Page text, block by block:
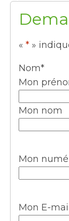
« * »
Nom*
Mon
Mon nom
Mon
Mon E-